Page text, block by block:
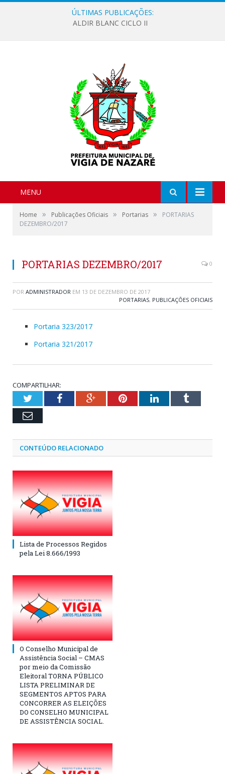
ÚLTIMAS PUBLICAÇÕES:
ALDIR BLANC CICLO II
MENU
Home » Publicações Oficiais » Portarias »
PORTARIAS
DEZEMBRO/2017
PORTARIAS DEZEMBRO/2017 0
POR ADMINISTRADOR EM 13 DE DEZEMBRO DE 2017
PORTARIAS, PUBLICAÇÕES OFICIAIS
Portaria 323/2017
Portaria 321/2017
COMPARTILHAR:
TwitterFacebookGoogle+PinterestLinkedInTumblr
Email
CONTEÚDO RELACIONADO
Lista de Processos Regidos
pela Lei 8.666/1993
O Conselho Municipal de
Assistência Social – CMAS
por meio da Comissão
Eleitoral TORNA PÚBLICO
LISTA PRELIMINAR DE
SEGMENTOS APTOS PARA
CONCORRER AS ELEIÇÕES
DO CONSELHO MUNICIPAL
DE ASSISTÊNCIA SOCIAL.